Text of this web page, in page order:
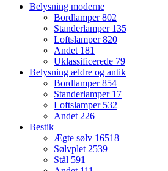
Belysning moderne
Bordlamper802
Standerlamper 135
Loftslamper820
Andet 181
Uklassificerede 79
Belysning ældre og antik
Bordlamper854
Standerlamper 17
Loftslamper 532
Andet 226
Bestik
Ægte sølv 16518
Sølvplet 2539
Stål 591